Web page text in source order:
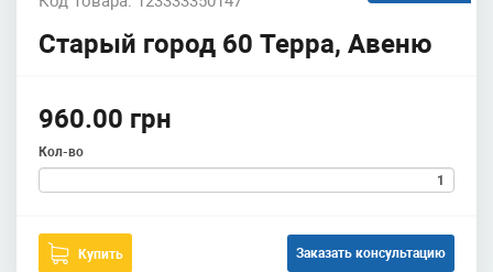
Старый город 60 Терра, Авеню
960.00 грн
Кол-во
Купить Заказать консультацию